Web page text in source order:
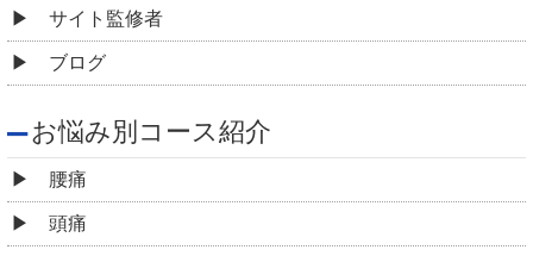
サイト監修者
ブログ
お悩み別コース紹介
腰痛
頭痛